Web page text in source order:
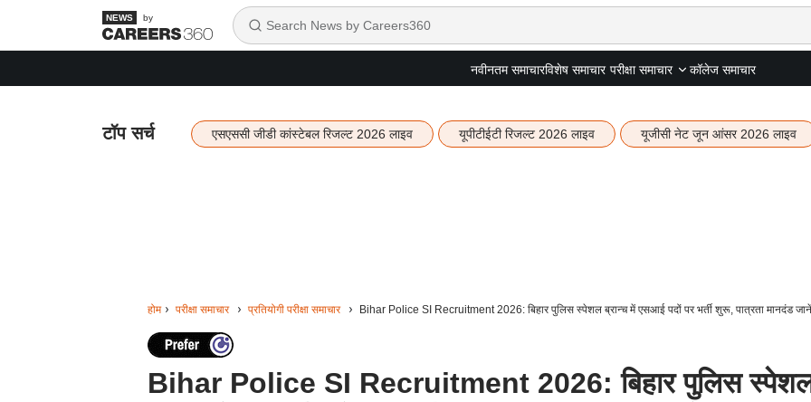
by
नवीनतम समाचारविशेष समाचार परीक्षा समाचार कॉलेज समाचार
टॉप सर्च एसएससी जीडी कांस्टेबल रिजल्ट 2026 लाइव यूपीटीईटी रिजल्ट 2026 लाइव यूजीसी नेट जून आंसर 2026 लाइव
होम परीक्षा समाचार प्रतियोगी परीक्षा समाचार Bihar Police SI Recruitment 2026: बिहार पुलिस स्पेशल ब्रान्च में एसआई पदों पर भर्ती शुरू, पात्रता मानदंड जानें
Bihar Police SI Recruitment 2026: बिहार पुलिस